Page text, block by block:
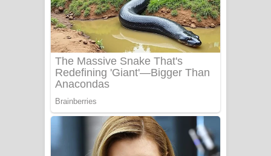
වැඩි නිසා ගීතයේ පද පෙළ
UNUHUMA Song Lyrics - උණුහුම
ගීතයේ පද පෙළ
Katakara Song Lyrics - කටකාර ගීතයේ
පද පෙළ
Tharu Yaye Dilena Song Lyrics - තරු